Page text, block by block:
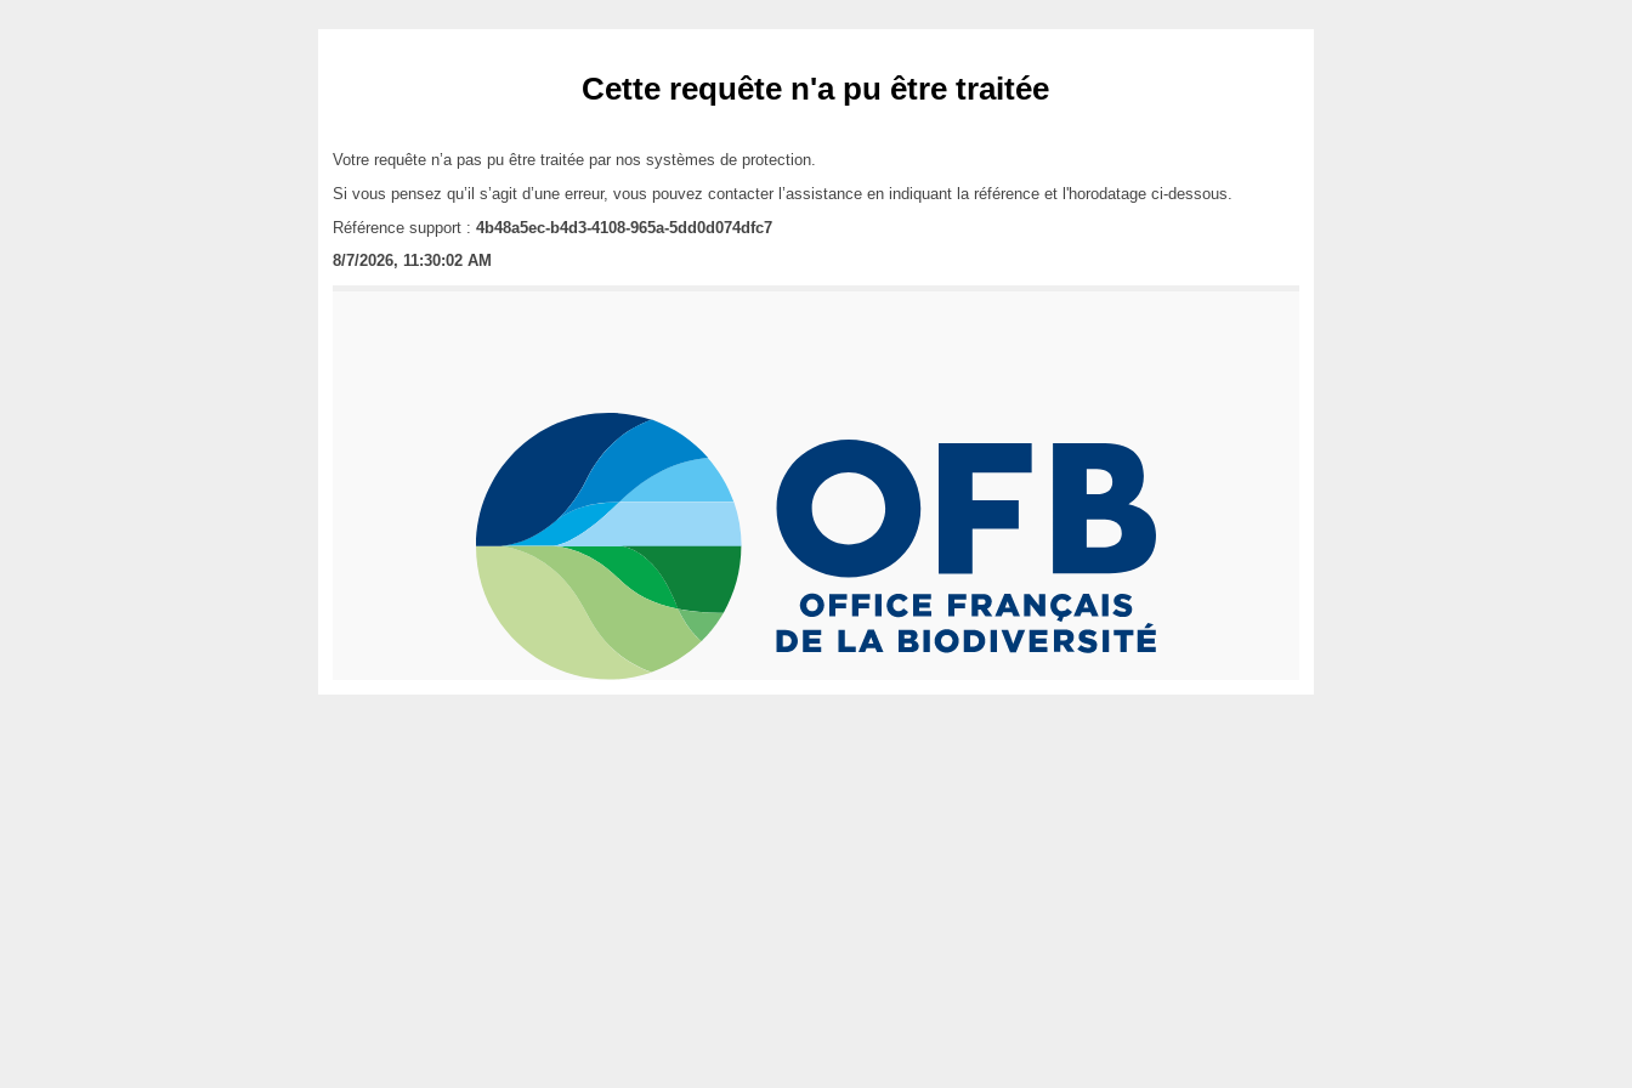
Cette requête n'a pu être traitée
Votre requête n’a pas pu être traitée par nos systèmes de protection.
Si vous pensez qu’il s’agit d’une erreur, vous pouvez contacter l’assistance en indiquant la référence et l'horodatage ci-dessous.
Référence support : 4b48a5ec-b4d3-4108-965a-5dd0d074dfc7
8/7/2026, 11:30:02 AM